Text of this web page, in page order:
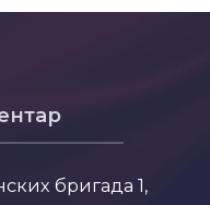
бригада 1,